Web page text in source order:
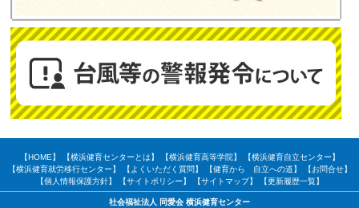
【HOME】 【横浜健育センターとは】 【横浜健育高等学院】
【横浜健育自立センター】
【横浜健育就労移行センター】
【よくいただく質問】 【健育から 自立への道】
【お問合せ】
【個人情報保護方針】
【サイトポリシー】 【サイトマップ】 【更新履歴一覧】
社会福祉法人 同愛会 横浜健育センター